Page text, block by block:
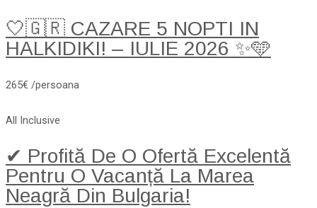
🤍🇬🇷 CAZARE 5 NOPTI IN
HALKIDIKI! – IULIE 2026 ✨🩵
265€ /persoana
All Inclusive
✔ Profită De O Ofertă Excelentă
Pentru O Vacanță La Marea
Neagră Din Bulgaria!